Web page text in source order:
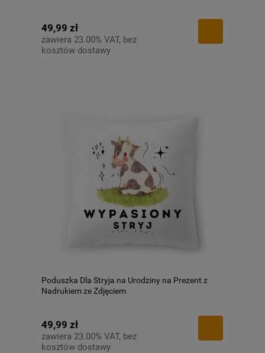
49,99 zł
zawiera 23.00% VAT, bez
kosztów dostawy
Poduszka Dla Stryja na Urodziny na Prezent z
Nadrukiem ze Zdjęciem
49,99 zł
zawiera 23.00% VAT, bez
kosztów dostawy